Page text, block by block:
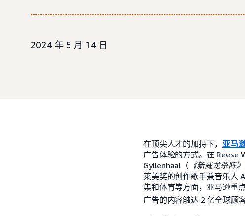
2024 年 5 月 14 日
在顶尖人才的加持下， 亚马
广告体验的方式。在 Reese
Gyllenhaal（ 《新威龙杀阵》
莱美奖的创作歌手兼音乐人
集和体育等方面，亚马逊重
广告的内容触达 2 亿全球顾